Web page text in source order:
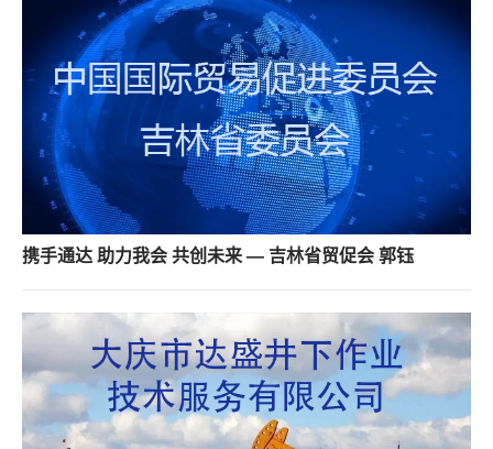
携手通达 助力我会 共创未来 — 吉林省贸促会 郭钰